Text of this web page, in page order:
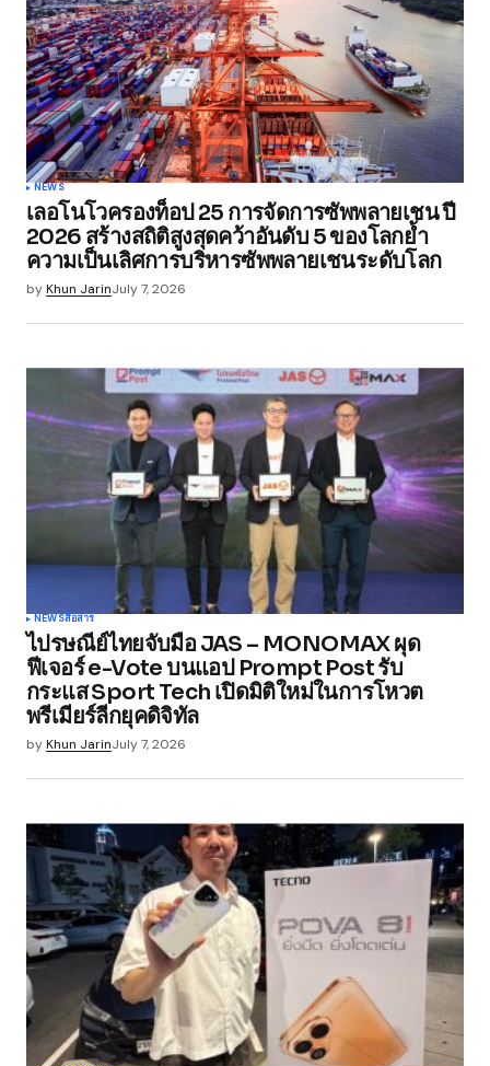
NEWS
เลอโนโวครองท็อป 25 การจัดการซัพพลายเชน ปี
2026 สร้างสถิติสูงสุดคว้าอันดับ 5 ของโลกย้ำ
ความเป็นเลิศการบริหารซัพพลายเชนระดับโลก
byKhun JarinJuly 7, 2026
NEWSสื่อสาร
ไปรษณีย์ไทยจับมือ JAS – MONOMAX ผุด
ฟีเจอร์ e-Vote บนแอป Prompt Post รับ
กระแส Sport Tech เปิดมิติใหม่ในการโหวต
พรีเมียร์ลีกยุคดิจิทัล
byKhun JarinJuly 7, 2026